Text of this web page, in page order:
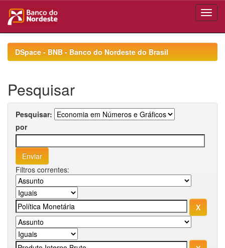
navigationDSpace - BNB - Banco do Nordeste do Brasil
Pesquisar
Pesquisar:
por
Filtros correntes: